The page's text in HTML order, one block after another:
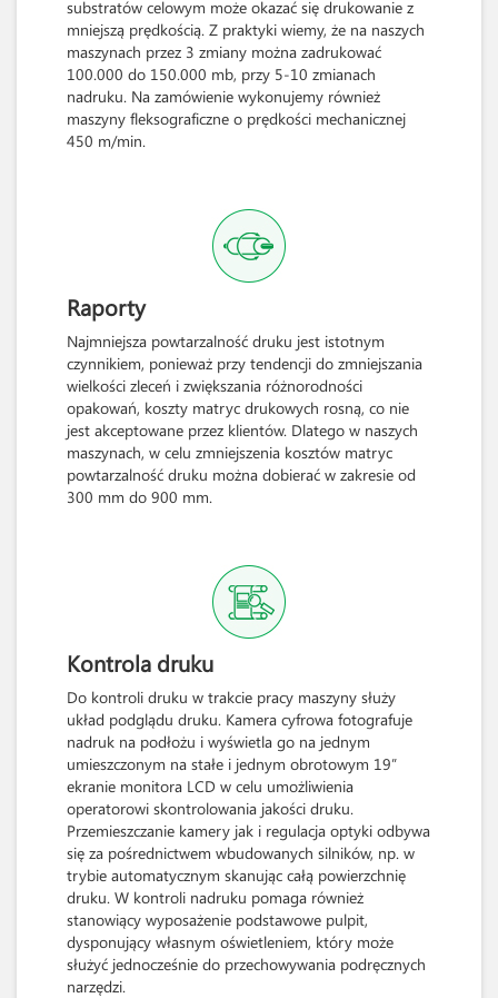
substratów celowym może okazać się drukowanie z
mniejszą prędkością. Z praktyki wiemy, że na naszych
maszynach przez 3 zmiany można zadrukować
100.000 do 150.000 mb, przy 5-10 zmianach
nadruku. Na zamówienie wykonujemy również
maszyny fleksograficzne o prędkości mechanicznej
450 m/min.
Raporty
Najmniejsza powtarzalność druku jest istotnym
czynnikiem, ponieważ przy tendencji do zmniejszania
wielkości zleceń i zwiększania różnorodności
opakowań, koszty matryc drukowych rosną, co nie
jest akceptowane przez klientów. Dlatego w naszych
maszynach, w celu zmniejszenia kosztów matryc
powtarzalność druku można dobierać w zakresie od
300 mm do 900 mm.
Kontrola druku
Do kontroli druku w trakcie pracy maszyny służy
układ podglądu druku. Kamera cyfrowa fotografuje
nadruk na podłożu i wyświetla go na jednym
umieszczonym na stałe i jednym obrotowym 19”
ekranie monitora LCD w celu umożliwienia
operatorowi skontrolowania jakości druku.
Przemieszczanie kamery jak i regulacja optyki odbywa
się za pośrednictwem wbudowanych silników, np. w
trybie automatycznym skanując całą powierzchnię
druku. W kontroli nadruku pomaga również
stanowiący wyposażenie podstawowe pulpit,
dysponujący własnym oświetleniem, który może
służyć jednocześnie do przechowywania podręcznych
narzędzi.